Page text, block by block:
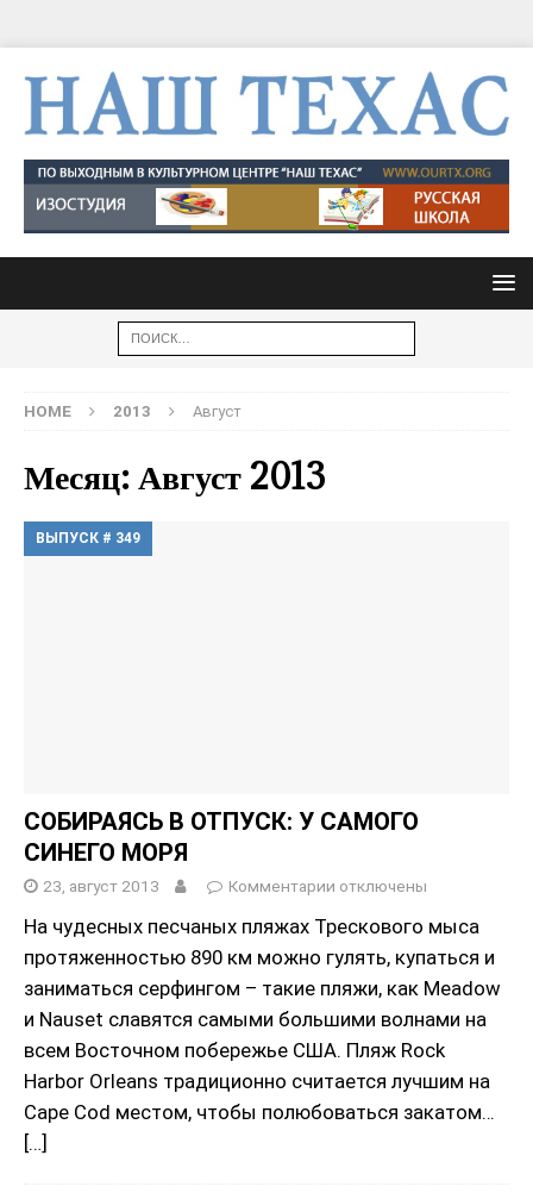
HOME 2013 Август
Месяц: Август 2013
ВЫПУСК # 349
СОБИРАЯСЬ В ОТПУСК: У САМОГО
СИНЕГО МОРЯ
23, август 2013 Комментарии отключены
На чудесных песчаных пляжах Трескового мыса
протяженностью 890 км можно гулять, купаться и
заниматься серфингом – такие пляжи, как Meadow
и Nauset славятся самыми большими волнами на
всем Восточном побережье США. Пляж Rock
Harbor Orleans традиционно считается лучшим на
Cape Cod местом, чтобы полюбоваться закатом…
[…]